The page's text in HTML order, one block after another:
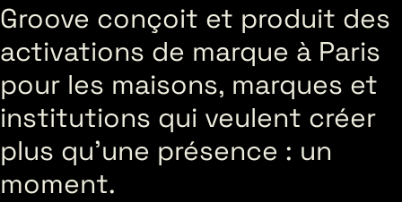
Groove conçoit et produit des
activations de marque à Paris
pour les maisons, marques et
institutions qui veulent créer
plus qu’une présence : un
moment.